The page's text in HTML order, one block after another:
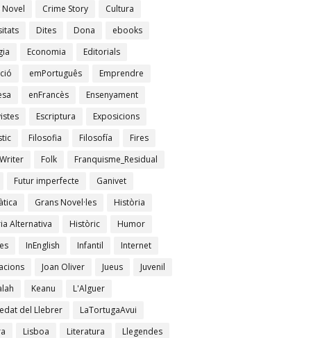
Novel
Crime Story
Cultura
Dites Dona
ebooks
Economia
Editorials
emPortuguês
Emprendre
enFrancès
Ensenyament
Escriptura
Exposicions
Filosofia Filosofía
Fires
Folk
Franquisme_Residual
Futur imperfecte
Ganivet
Grans Novel·les
Història
Alternativa
Històric
Humor
InEnglish Infantil
Internet
Joan Oliver Jueus
Juvenil
Keanu
L'Alguer
del Llebrer
LaTortugaAvui
Lisboa Literatura
Llegendes